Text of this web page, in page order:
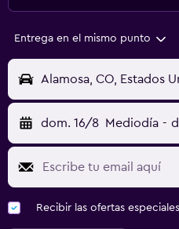
Entrega en el mismo punto
Alamosa, CO, Estados
dom. 16/8 Mediodía -
Recibir las ofertas